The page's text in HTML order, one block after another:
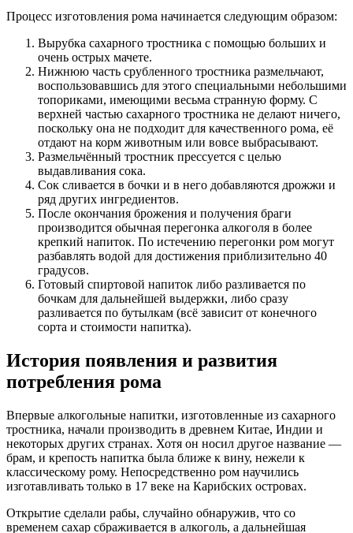
Процесс изготовления рома начинается следующим образом:
Вырубка сахарного тростника с помощью больших и
очень острых мачете.
Нижнюю часть срубленного тростника размельчают,
воспользовавшись для этого специальными небольшими
топориками, имеющими весьма странную форму. С
верхней частью сахарного тростника не делают ничего,
поскольку она не подходит для качественного рома, её
отдают на корм животным или вовсе выбрасывают.
Размельчённый тростник прессуется с целью
выдавливания сока.
Сок сливается в бочки и в него добавляются дрожжи и
ряд других ингредиентов.
После окончания брожения и получения браги
производится обычная перегонка алкоголя в более
крепкий напиток. По истечению перегонки ром могут
разбавлять водой для достижения приблизительно 40
градусов.
Готовый спиртовой напиток либо разливается по
бочкам для дальнейшей выдержки, либо сразу
разливается по бутылкам (всё зависит от конечного
сорта и стоимости напитка).
История появления и развития
потребления рома
Впервые алкогольные напитки, изготовленные из сахарного
тростника, начали производить в древнем Китае, Индии и
некоторых других странах. Хотя он носил другое название —
брам, и крепость напитка была ближе к вину, нежели к
классическому рому. Непосредственно ром научились
изготавливать только в 17 веке на Карибских островах.
Открытие сделали рабы, случайно обнаружив, что со
временем сахар сбраживается в алкоголь, а дальнейшая